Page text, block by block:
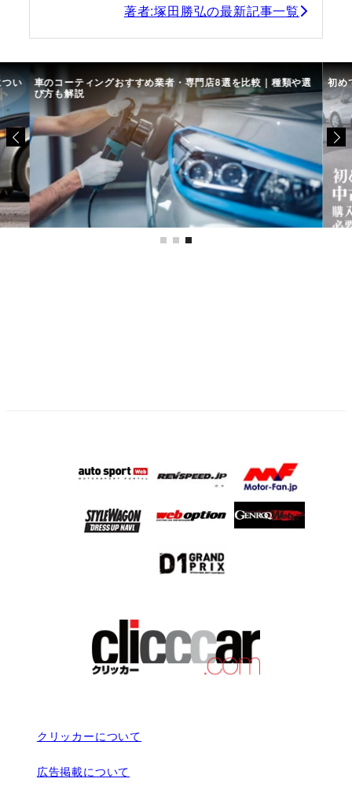
著者:塚田勝弘の最新記事一覧
い 車のコーティングおすすめ業者・専門店8選を比較｜種類や選
び方も解説
初め
クリッカーについて
広告掲載について